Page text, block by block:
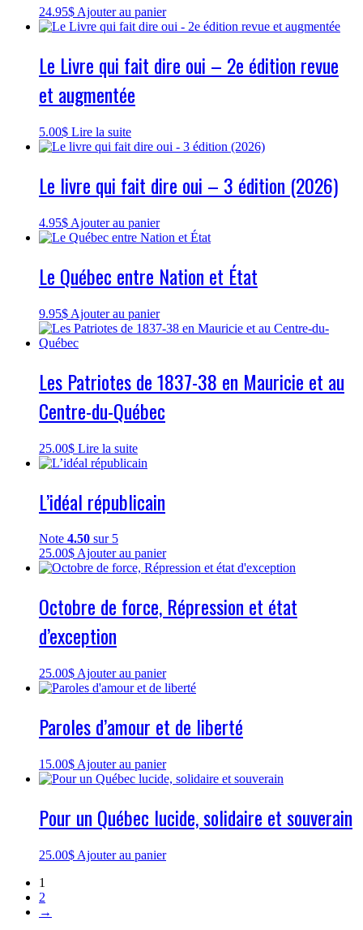
24.95$ Ajouter au panier
Le Livre qui fait dire oui – 2e édition revue
et augmentée
5.00$ Lire la suite
Le livre qui fait dire oui – 3 édition (2026)
4.95$ Ajouter au panier
Le Québec entre Nation et État
9.95$ Ajouter au panier
Les Patriotes de 1837-38 en Mauricie et au
Centre-du-Québec
25.00$ Lire la suite
L’idéal républicain
Note 4.50 sur 5
25.00$Ajouter au panier
Octobre de force, Répression et état
d’exception
25.00$ Ajouter au panier
Paroles d’amour et de liberté
15.00$ Ajouter au panier
Pour un Québec lucide, solidaire et souverain
25.00$ Ajouter au panier
1
2
→